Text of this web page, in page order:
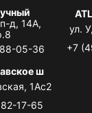
д, 14А,
05-36
ул.
+7
ш
1Ас2
17-65